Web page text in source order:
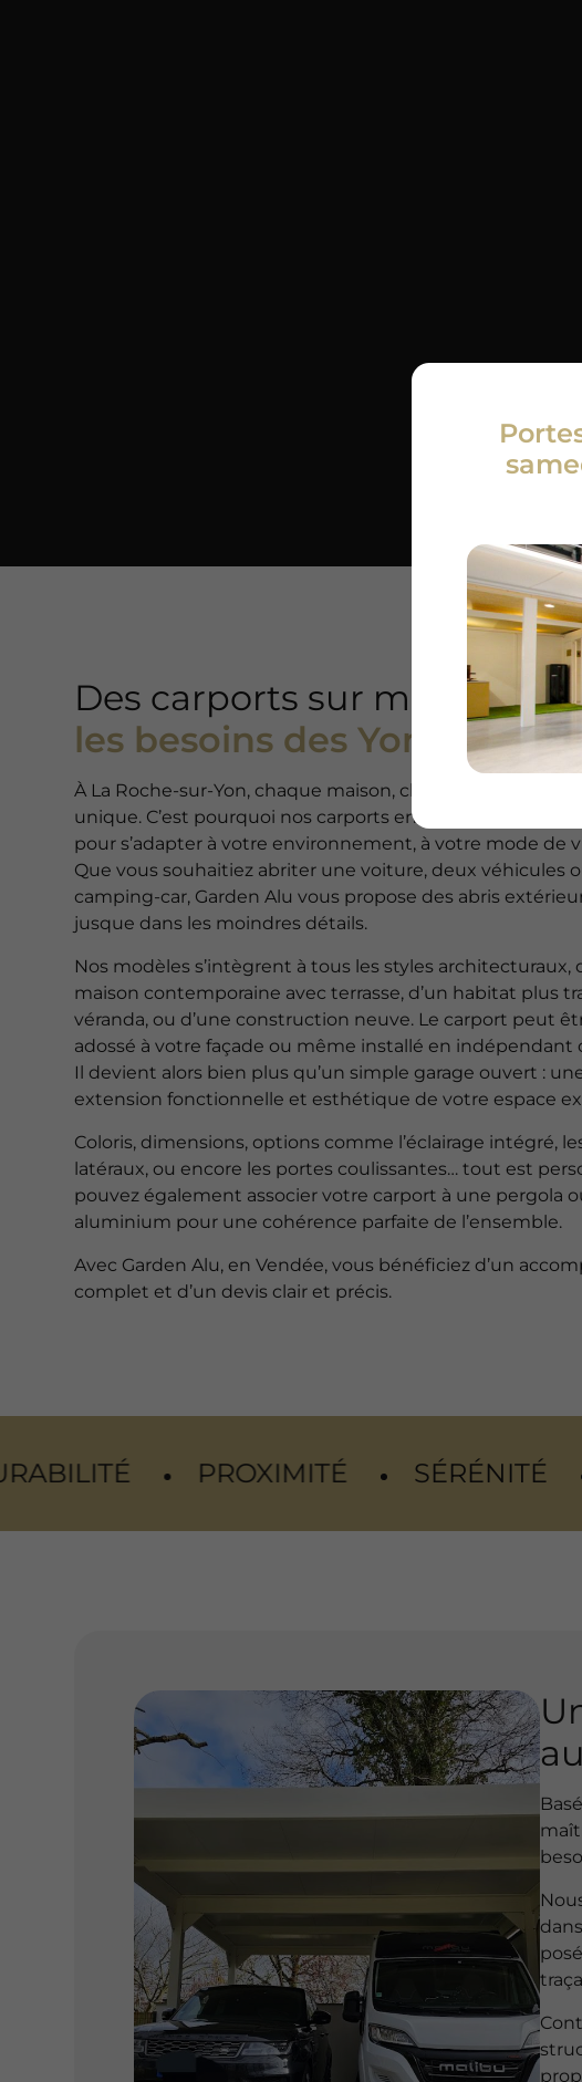
Des carports sur mesure
les besoins des Yonnais
À La Roche-sur-Yon, chaque maison, chaque terrain,
unique. C’est pourquoi nos carports en aluminium sont
pour s’adapter à votre environnement, à votre mode de
Que vous souhaitiez abriter une voiture, deux véhicules
camping-car, Garden Alu vous propose des abris
jusque dans les moindres détails.
Nos modèles s’intègrent à tous les styles architecturaux,
maison contemporaine avec terrasse, d’un habitat plus
véranda, ou d’une construction neuve. Le carport peut
adossé à votre façade ou même installé en indépendant
Il devient alors bien plus qu’un simple garage ouvert :
extension fonctionnelle et esthétique de votre espace
Coloris, dimensions, options comme l’éclairage intégré,
latéraux, ou encore les portes coulissantes… tout est
pouvez également associer votre carport à une pergola
aluminium pour une cohérence parfaite de l’ensemble.
Avec Garden Alu, en Vendée, vous bénéficiez d’un
complet et d’un devis clair et précis.
SÉRÉNITÉ CONFORT